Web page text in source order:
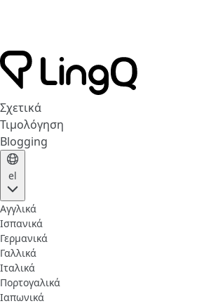
Σχετικά
Τιμολόγηση
Blogging
el
Αγγλικά
Ισπανικά
Γερμανικά
Γαλλικά
Ιταλικά
Πορτογαλικά
Ιαπωνικά